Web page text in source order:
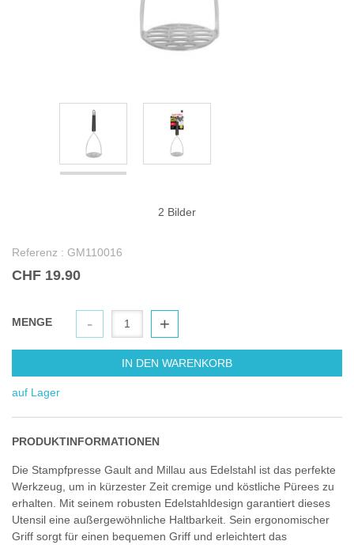
2 Bilder
Referenz : GM110016
CHF 19.90
MENGE - +
IN DEN WARENKORB
auf Lager
PRODUKTINFORMATIONEN
Die Stampfpresse Gault and Millau aus Edelstahl ist das perfekte
Werkzeug, um in kürzester Zeit cremige und köstliche Pürees zu
erhalten. Mit seinem robusten Edelstahldesign garantiert dieses
Utensil eine außergewöhnliche Haltbarkeit. Sein ergonomischer
Griff sorgt für einen bequemen Griff und erleichtert das